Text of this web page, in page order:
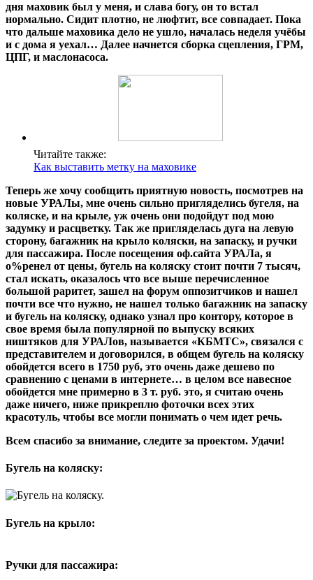
дня маховик был у меня, и слава богу, он то встал
нормально. Сидит плотно, не люфтит, все совпадает. Пока
что дальше маховика дело не ушло, началась неделя учёбы
и с дома я уехал… Далее начнется сборка сцепления, ГРМ,
ЦПГ, и маслонасоса.
Читайте также:
Как выставить метку на маховике
Теперь же хочу сообщить приятную новость, посмотрев на
новые УРАЛы, мне очень сильно пригляделись бугеля, на
коляске, и на крыле, уж очень они подойдут под мою
задумку и расцветку. Так же пригляделась дуга на левую
сторону, багажник на крыло коляски, на запаску, и ручки
для пассажира. После посещения оф.сайта УРАЛа, я
о%ренел от цены, бугель на коляску стоит почти 7 тысяч,
стал искать, оказалось что все выше перечисленное
большой раритет, зашел на форум оппозитчиков и нашел
почти все что нужно, не нашел только багажник на запаску
и бугель на коляску, однако узнал про контору, которое в
свое время была популярной по выпуску всяких
ништяков для УРАЛов, называется «КБМТС», связался с
представителем и договорился, в общем бугель на коляску
обойдется всего в 1750 руб, это очень даже дешево по
сравнению с ценами в интернете… в целом все навесное
обойдется мне примерно в 3 т. руб. это, я считаю очень
даже ничего, ниже прикреплю фоточки всех этих
красотуль, чтобы все могли понимать о чем идет речь.
Всем спасибо за внимание, следите за проектом. Удачи!
Бугель на коляску:
Бугель на крыло:
Ручки для пассажира: